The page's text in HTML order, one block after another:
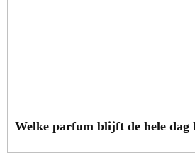
Welke parfum blijft de hele dag